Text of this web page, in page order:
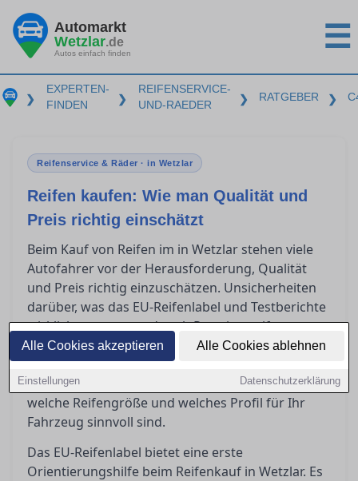
Alle Cookies akzeptieren Alle Cookies ablehnen
Einstellungen Datenschutzerklärung
Automarkt
Wetzlar.de
Autos einfach finden ☰
❯
EXPERTEN-
FINDEN
❯
REIFENSERVICE-
UND-RAEDER
❯ RATGEBER ❯
Reifenservice & Räder · in Wetzlar
Reifen kaufen: Wie man Qualität und
Preis richtig einschätzt
Beim Kauf von Reifen im in Wetzlar stehen viele
Autofahrer vor der Herausforderung, Qualität
und Preis richtig einzuschätzen. Unsicherheiten
darüber, was das EU-Reifenlabel und Testberichte
wirklich aussagen, oder ob Premiumreifen
tatsächlich besser als Budgetreifen sind, können
die Entscheidung erschweren. In diesem
Ratgeber bieten wir Orientierung und zeigen,
welche Reifengröße und welches Profil für Ihr
Fahrzeug sinnvoll sind.
Das EU-Reifenlabel bietet eine erste
Orientierungshilfe beim Reifenkauf in Wetzlar. Es